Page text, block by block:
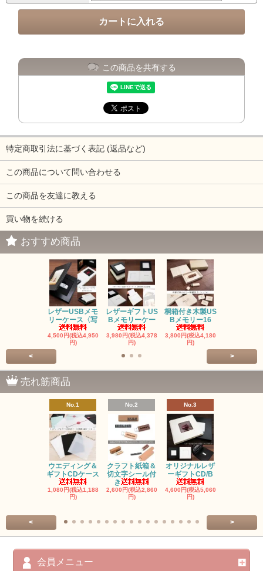
この商品を共有する
特定商取引法に基づく表記 (返品など)
この商品について問い合わせる
この商品を友達に教える
買い物を続ける
おすすめ商品
レザーUSBメモ
リーケース〈写
4,500円(税込4,950
円)
レザーギフトUS
Bメモリーケー
3,980円(税込4,378
円)
桐箱付き木製US
Bメモリー16
3,800円(税込4,180
円)
< >
売れ筋商品
No.1
ウエディング＆
ギフトCDケース
1,080円(税込1,188
円)
No.2
クラフト紙箱＆
切文字シール付
き
2,600円(税込2,860
円)
No.3
オリジナルレザ
ーギフトCD/B
4,600円(税込5,060
円)
< >
会員メニュー